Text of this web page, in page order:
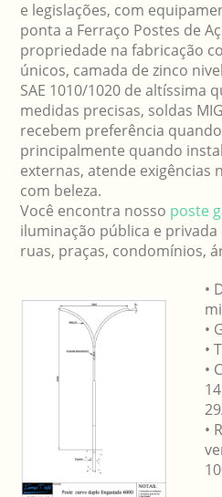
e legislações, com
ponta a Ferraço Postes de
propriedade na fabricação
únicos, camada de zinco
SAE 1010/1020 de altíssima
medidas precisas, soldas
recebem preferência
principalmente quando
externas, atende exigências
com beleza.
Você encontra nosso poste
iluminação pública e
ruas, praças, condomínios,
•
•
•
•
•